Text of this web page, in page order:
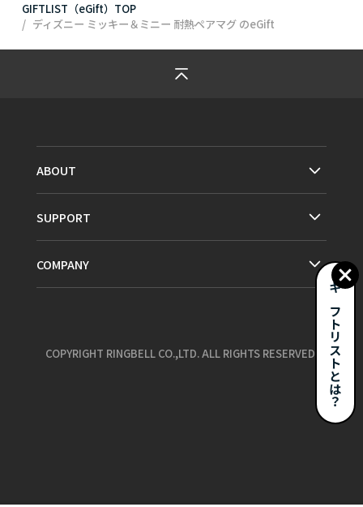
GIFTLIST（eGift）TOP
ディズニー ミッキー＆ミニー 耐熱ペアマグのeGift
ギフトリストとは？
ABOUT
SUPPORT
COMPANY
COPYRIGHT RINGBELL CO.,LTD. ALL RIGHTS RESERVED.